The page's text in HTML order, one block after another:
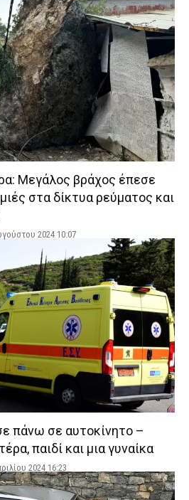
Μεγάλος βράχος έπεσε
στα δίκτυα ρεύματος και
2024 10:07
πάνω σε αυτοκίνητο –
παιδί και μια γυναίκα
2024 16:23